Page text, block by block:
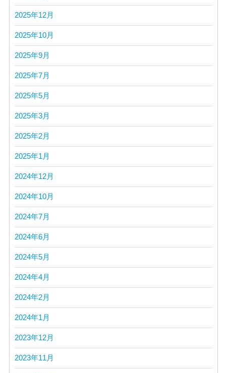
2025年12月
2025年10月
2025年9月
2025年7月
2025年5月
2025年3月
2025年2月
2025年1月
2024年12月
2024年10月
2024年7月
2024年6月
2024年5月
2024年4月
2024年2月
2024年1月
2023年12月
2023年11月